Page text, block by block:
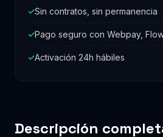
Sin contratos, sin permanencia
Pago seguro con Webpay,
Activación 24h hábiles
Descripción